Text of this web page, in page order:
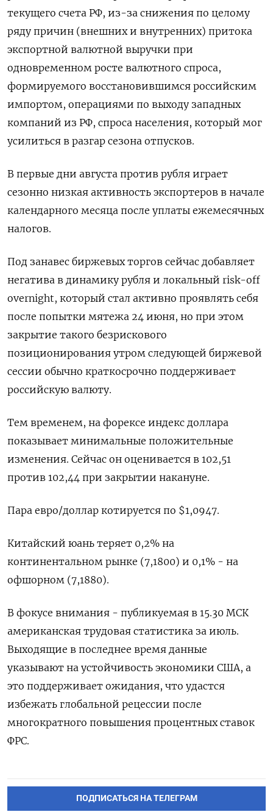
текущего счета РФ, из-за снижения по целому
ряду причин (внешних и внутренних) притока
экспортной валютной выручки при
одновременном росте валютного спроса,
формируемого восстановившимся российским
импортом, операциями по выходу западных
компаний из РФ, спроса населения, который мог
усилиться в разгар сезона отпусков.
В первые дни августа против рубля играет
сезонно низкая активность экспортеров в начале
календарного месяца после уплаты ежемесячных
налогов.
Под занавес биржевых торгов сейчас добавляет
негатива в динамику рубля и локальный risk-off
overnight, который стал активно проявлять себя
после попытки мятежа 24 июня, но при этом
закрытие такого безрискового
позиционирования утром следующей биржевой
сессии обычно краткосрочно поддерживает
российскую валюту.
Тем временем, на форексе индекс доллара
показывает минимальные положительные
изменения. Сейчас он оценивается в 102,51
против 102,44 при закрытии накануне.
Пара евро/доллар котируется по $1,0947.
Китайский юань теряет 0,2% на
континентальном рынке (7,1800) и 0,1% - на
офшорном (7,1880).
В фокусе внимания - публикуемая в 15.30 МСК
американская трудовая статистика за июль.
Выходящие в последнее время данные
указывают на устойчивость экономики США, а
это поддерживает ожидания, что удастся
избежать глобальной рецессии после
многократного повышения процентных ставок
ФРС.
ПОДПИСАТЬСЯ НА ТЕЛЕГРАМ